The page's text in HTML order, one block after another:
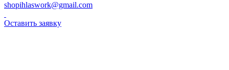
shopihlaswork@gmail.com
Оставить заявку